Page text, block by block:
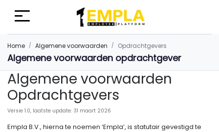
Home Algemene voorwaarden Opdrachtgevers
Algemene voorwaarden opdrachtgever
Algemene voorwaarden
Opdrachtgevers
Versie 1.0, laatste update: 31 maart 2026
Empla B.V., hierna te noemen ‘Empla’, is statutair gevestigd te